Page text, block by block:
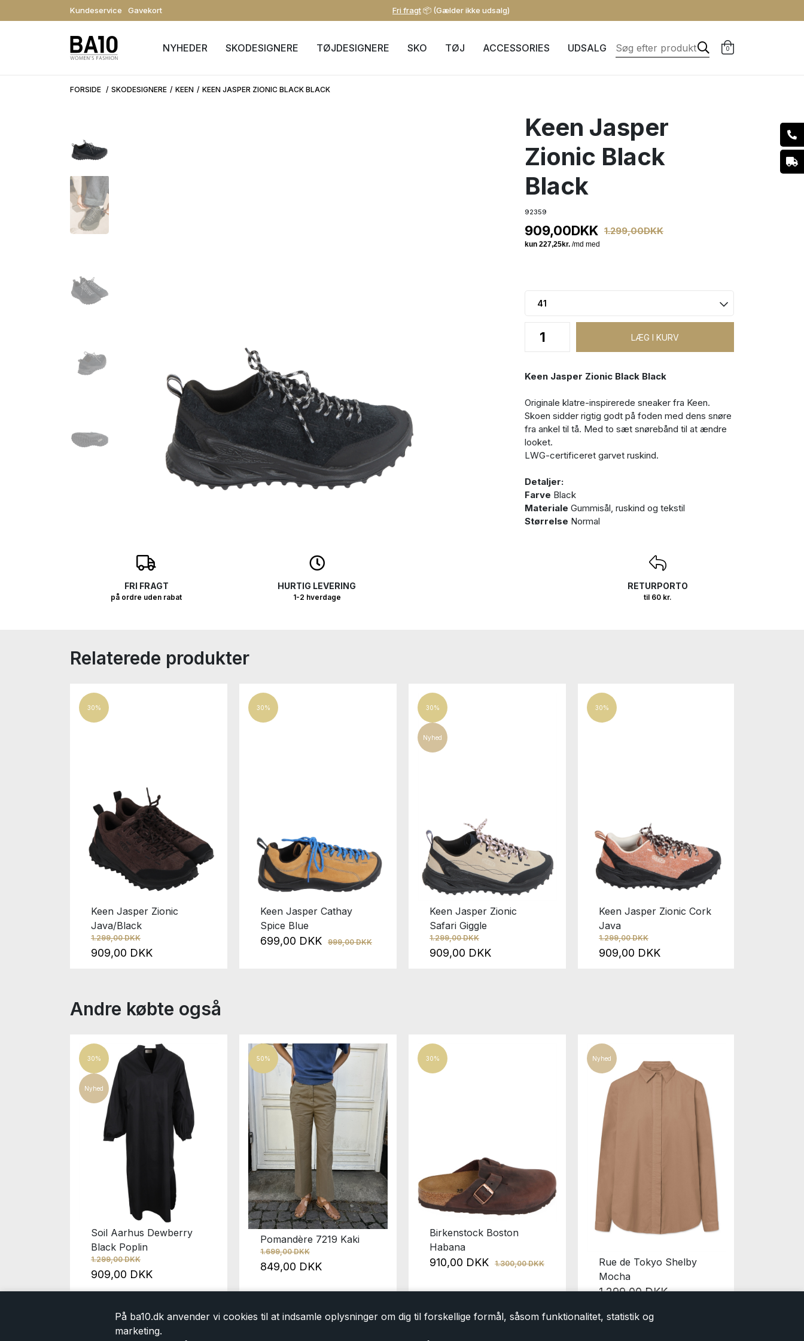
På ba10.dk anvender vi cookies til at indsamle oplysninger om dig til forskellige formål, såsom funktionalitet, statistik og
marketing.
Kundeservice Gavekort Fri fragt📦 (Gælder ikke udsalg)
NYHEDER SKODESIGNERE TØJDESIGNERE SKO TØJ ACCESSORIES UDSALG 0
FORSIDE SKODESIGNERE KEEN KEEN JASPER ZIONIC BLACK BLACK
Keen Jasper
Zionic Black
Black
92359
909,00DKK 1.299,00DKK
Keen Jasper Zionic Black Black
Originale klatre-inspirerede sneaker fra Keen.
Skoen sidder rigtig godt på foden med dens snøre
fra ankel til tå. Med to sæt snørebånd til at ændre
looket.
LWG-certificeret garvet ruskind.
Detaljer:
Farve Black
Materiale Gummisål, ruskind og tekstil
Størrelse Normal
FRI FRAGT
på ordre uden rabat
HURTIG LEVERING
1-2 hverdage
RETURPORTO
til 60 kr.
Relaterede produkter
30%
Keen Jasper Zionic
Java/Black
1.299,00 DKK
909,00 DKK
30%
Keen Jasper Cathay
Spice Blue
999,00 DKK
699,00 DKK
30%
Nyhed
Keen Jasper Zionic
Safari Giggle
1.299,00 DKK
909,00 DKK
30%
Keen Jasper Zionic Cork
Java
1.299,00 DKK
909,00 DKK
Andre købte også
30%
Nyhed
Soil Aarhus Dewberry
Black Poplin
1.299,00 DKK
909,00 DKK
50%
Pomandère 7219 Kaki
1.699,00 DKK
849,00 DKK
30%
Birkenstock Boston
Habana
1.300,00 DKK
910,00 DKK
Nyhed
Rue de Tokyo Shelby
Mocha
1.299,00 DKK